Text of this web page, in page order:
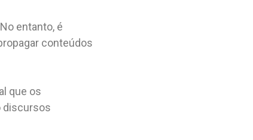
entanto, é
conteúdos
que os
discursos